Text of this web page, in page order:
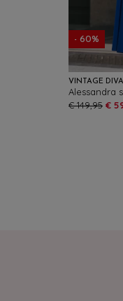
- 60%
VINTAGE DIVA
Alessandra
€ 149,95 €